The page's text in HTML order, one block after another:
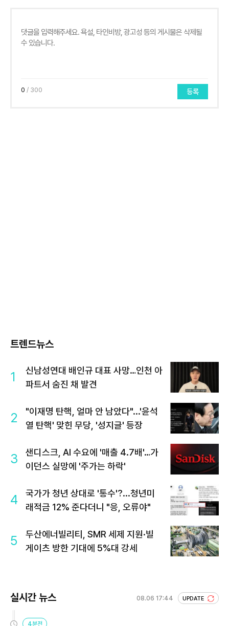
0 / 300 등록
트렌드뉴스
1
신남성연대 배인규 대표 사망…인천 아
파트서 숨진 채 발견
2
"이재명 탄핵, 얼마 안 남았다"...'윤석
열 탄핵' 맞힌 무당, '성지글' 등장
3
샌디스크, AI 수요에 '매출 4.7배'…가
이던스 실망에 '주가는 하락'
4
국가가 청년 상대로 '통수'?...청년미
래적금 12% 준다더니 "응, 오류야"
5
두산에너빌리티, SMR 세제 지원·빌
게이츠 방한 기대에 5%대 강세
실시간 뉴스 08.06 17:44 UPDATE
4분전